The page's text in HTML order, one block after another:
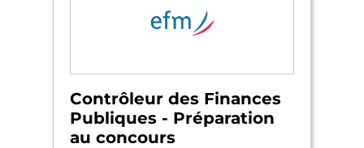
Contrôleur des Finances
Publiques - Préparation
au concours